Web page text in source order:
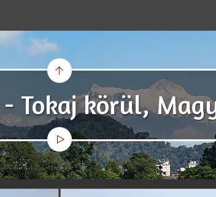
Tokaj körül,